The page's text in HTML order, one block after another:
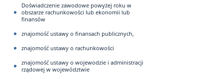
Doświadczenie zawodowe powyżej roku w
obszarze rachunkowości lub ekonomii lub
finansów
znajomość ustawy o finansach publicznych,
znajomość ustawy o rachunkowości
znajomość ustawy o wojewodzie i administracji
rządowej w województwie